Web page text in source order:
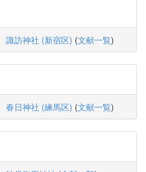
諏訪神社 (新宿区) (文献一覧)
春日神社 (練馬区) (文献一覧)